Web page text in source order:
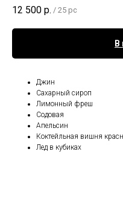
12 500 р. / 25 pc
В
Джин
Сахарный сироп
Лимонный фреш
Содовая
Апельсин
Коктейльная вишня
Лед в кубиках